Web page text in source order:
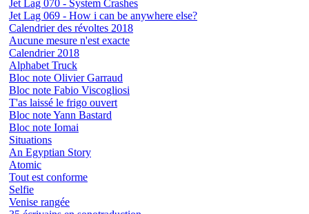
Jet Lag 070 - System Crashes
Jet Lag 069 - How i can be anywhere else?
Calendrier des révoltes 2018
Aucune mesure n'est exacte
Calendrier 2018
Alphabet Truck
Bloc note Olivier Garraud
Bloc note Fabio Viscogliosi
T'as laissé le frigo ouvert
Bloc note Yann Bastard
Bloc note Iomai
Situations
An Egyptian Story
Atomic
Tout est conforme
Selfie
Venise rangée